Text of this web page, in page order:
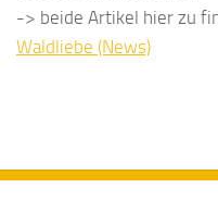
-> beide Artikel hier zu
Waldliebe (News)